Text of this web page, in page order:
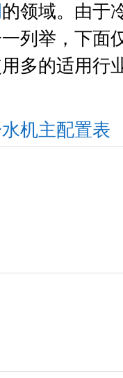
的领域。由于
列举，下面
多的适用行
机主配置表